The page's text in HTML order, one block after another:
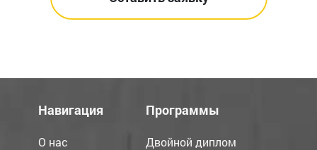
Навигация
О нас
Программы
Двойной диплом